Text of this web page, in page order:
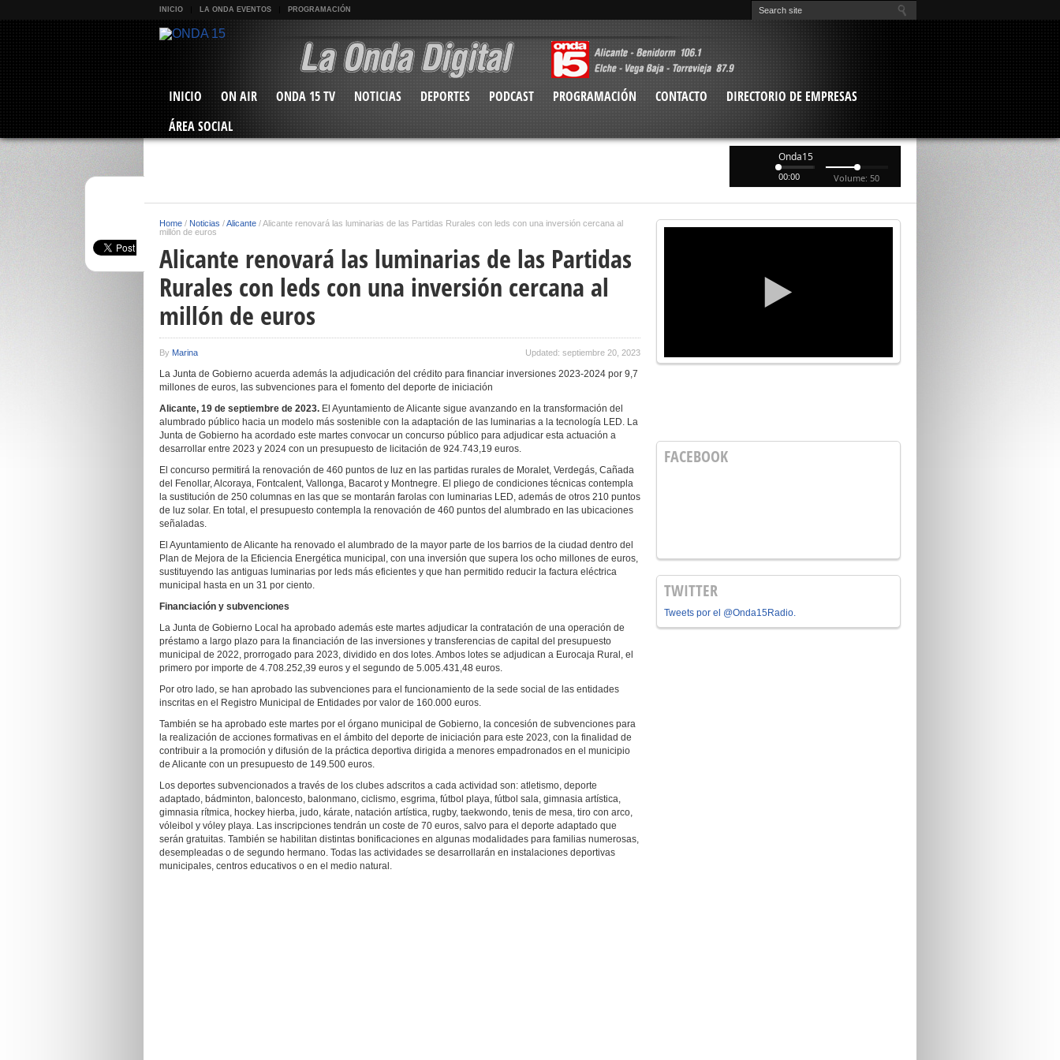
INICIO LA ONDA EVENTOS PROGRAMACIÓN
INICIO ON AIR ONDA 15 TV NOTICIAS DEPORTES PODCAST PROGRAMACIÓN CONTACTO
DIRECTORIO DE EMPRESAS
ÁREA SOCIAL
Onda15
00:00 Volume: 50
Home / Noticias /Alicante /Alicante renovará las luminarias de las Partidas Rurales con leds con una inversión cercana al
millón de euros
Alicante renovará las luminarias de las Partidas
Rurales con leds con una inversión cercana al
millón de euros
By Marina Updated: septiembre 20, 2023
La Junta de Gobierno acuerda además la adjudicación del crédito para financiar inversiones 2023-2024 por 9,7
millones de euros, las subvenciones para el fomento del deporte de iniciación
Alicante, 19 de septiembre de 2023. El Ayuntamiento de Alicante sigue avanzando en la transformación del
alumbrado público hacia un modelo más sostenible con la adaptación de las luminarias a la tecnología LED. La
Junta de Gobierno ha acordado este martes convocar un concurso público para adjudicar esta actuación a
desarrollar entre 2023 y 2024 con un presupuesto de licitación de 924.743,19 euros.
El concurso permitirá la renovación de 460 puntos de luz en las partidas rurales de Moralet, Verdegás, Cañada
del Fenollar, Alcoraya, Fontcalent, Vallonga, Bacarot y Montnegre. El pliego de condiciones técnicas contempla
la sustitución de 250 columnas en las que se montarán farolas con luminarias LED, además de otros 210 puntos
de luz solar. En total, el presupuesto contempla la renovación de 460 puntos del alumbrado en las ubicaciones
señaladas.
El Ayuntamiento de Alicante ha renovado el alumbrado de la mayor parte de los barrios de la ciudad dentro del
Plan de Mejora de la Eficiencia Energética municipal, con una inversión que supera los ocho millones de euros,
sustituyendo las antiguas luminarias por leds más eficientes y que han permitido reducir la factura eléctrica
municipal hasta en un 31 por ciento.
Financiación y subvenciones
La Junta de Gobierno Local ha aprobado además este martes adjudicar la contratación de una operación de
préstamo a largo plazo para la financiación de las inversiones y transferencias de capital del presupuesto
municipal de 2022, prorrogado para 2023, dividido en dos lotes. Ambos lotes se adjudican a Eurocaja Rural, el
primero por importe de 4.708.252,39 euros y el segundo de 5.005.431,48 euros.
Por otro lado, se han aprobado las subvenciones para el funcionamiento de la sede social de las entidades
inscritas en el Registro Municipal de Entidades por valor de 160.000 euros.
También se ha aprobado este martes por el órgano municipal de Gobierno, la concesión de subvenciones para
la realización de acciones formativas en el ámbito del deporte de iniciación para este 2023, con la finalidad de
contribuir a la promoción y difusión de la práctica deportiva dirigida a menores empadronados en el municipio
de Alicante con un presupuesto de 149.500 euros.
Los deportes subvencionados a través de los clubes adscritos a cada actividad son: atletismo, deporte
adaptado, bádminton, baloncesto, balonmano, ciclismo, esgrima, fútbol playa, fútbol sala, gimnasia artística,
gimnasia rítmica, hockey hierba, judo, kárate, natación artística, rugby, taekwondo, tenis de mesa, tiro con arco,
vóleibol y vóley playa. Las inscripciones tendrán un coste de 70 euros, salvo para el deporte adaptado que
serán gratuitas. También se habilitan distintas bonificaciones en algunas modalidades para familias numerosas,
desempleadas o de segundo hermano. Todas las actividades se desarrollarán en instalaciones deportivas
municipales, centros educativos o en el medio natural.
FACEBOOK
TWITTER
Tweets por el @Onda15Radio.